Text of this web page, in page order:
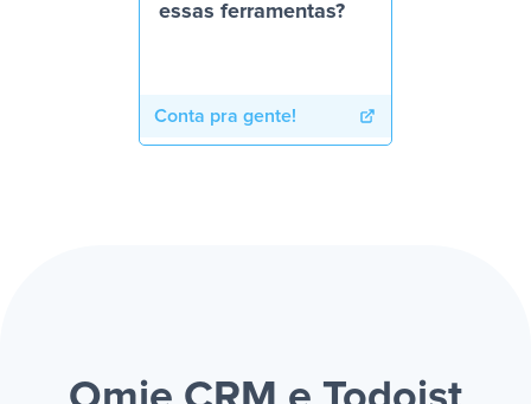
essas ferramentas?
Conta pra gente!